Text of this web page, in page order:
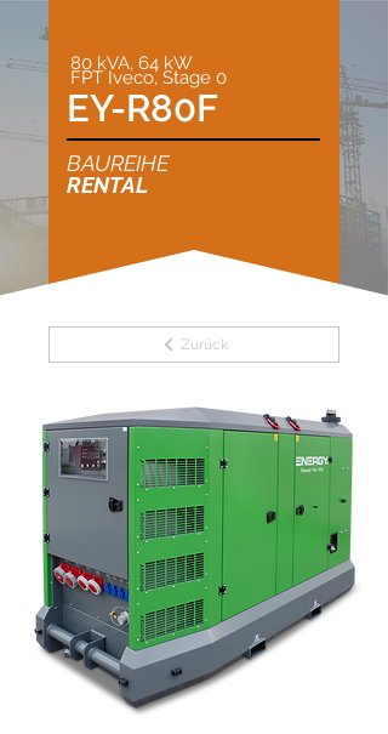
80 kVA, 64 kW
FPT Iveco, Stage 0
EY-R80F
BAUREIHE
RENTAL
Zurück